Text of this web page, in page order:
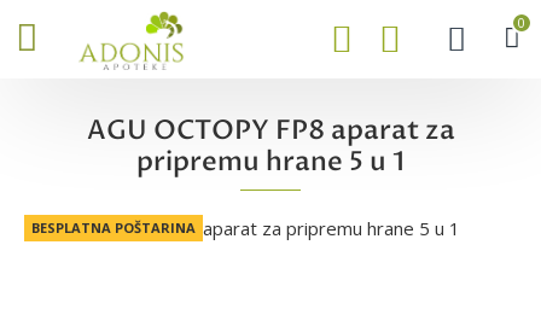
0
AGU OCTOPY FP8 aparat za
pripremu hrane 5 u 1
BESPLATNA POŠTARINA